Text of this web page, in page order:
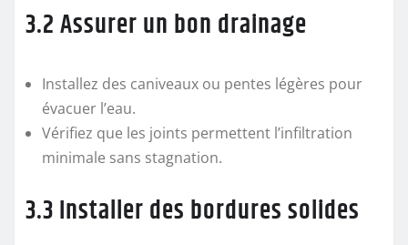
3.2 Assurer un bon drainage
Installez des caniveaux ou pentes légères pour
évacuer l’eau.
Vérifiez que les joints permettent l’infiltration
minimale sans stagnation.
3.3 Installer des bordures solides